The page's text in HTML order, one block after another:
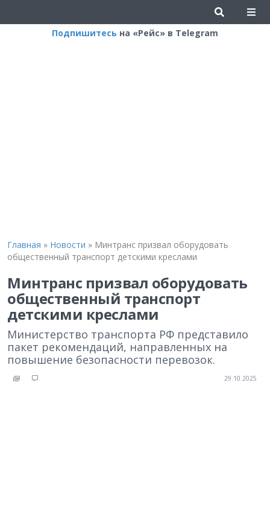
Подпишитесь на «Рейс» в Telegram
Главная » Новости » Минтранс призвал оборудовать
общественный транспорт детскими креслами
Минтранс призвал оборудовать
общественный транспорт
детскими креслами
Министерство транспорта РФ представило
пакет рекомендаций, направленных на
повышение безопасности перевозок.
29.10.2025